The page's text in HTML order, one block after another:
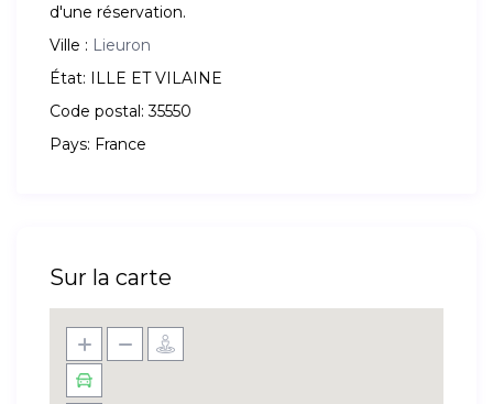
d'une réservation.
Ville : Lieuron
État: ILLE ET VILAINE
Code postal: 35550
Pays: France
Sur la carte